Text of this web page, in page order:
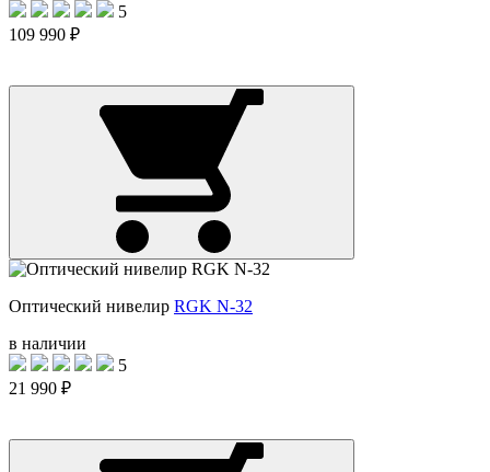
5
109 990 ₽
Оптический нивелир RGK N-32
в наличии
5
21 990 ₽